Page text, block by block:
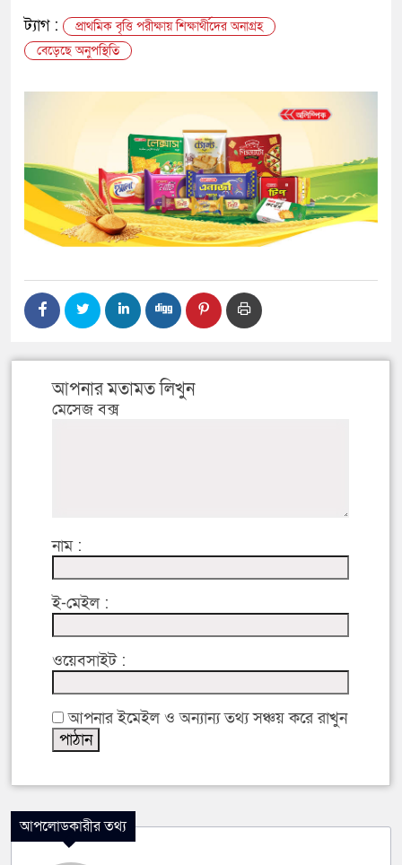
ট্যাগ :
প্রাথমিক বৃত্তি পরীক্ষায় শিক্ষার্থীদের অনাগ্রহ
বেড়েছে অনুপস্থিতি
আপনার মতামত লিখুন
মেসেজ বক্স
নাম :
ই-মেইল :
ওয়েবসাইট :
আপনার ইমেইল ও অন্যান্য তথ্য সঞ্চয় করে রাখুন
আপলোডকারীর তথ্য